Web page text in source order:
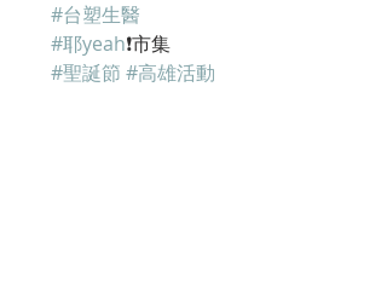
#台塑生醫
#耶yeah❗️市集
#聖誕節 #高雄活動